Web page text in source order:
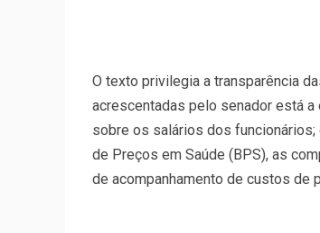
O texto privilegia a transparência
acrescentadas pelo senador está
sobre os salários dos
de Preços em Saúde (BPS), as
de acompanhamento de custos de